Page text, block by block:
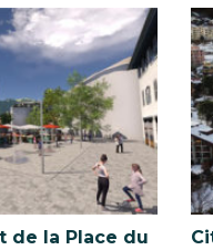
de la Place du